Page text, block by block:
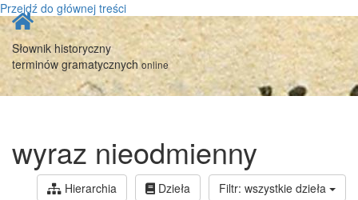
Przejdź do głównej treści
Strona
główna
Słownik historyczny
terminów gramatycznychonline
wyraz nieodmienny
Hierarchia Dzieła
Filtr: wszystkie dzieła